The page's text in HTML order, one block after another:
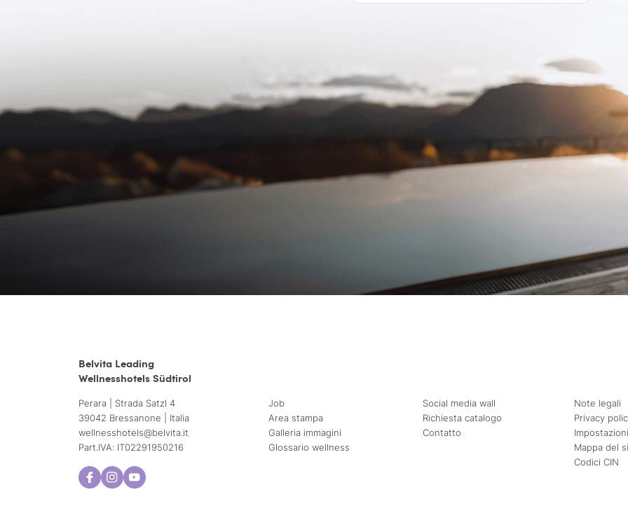
Belvita Leading
Wellnesshotels Südtirol
Perara | Strada Satzl 4
39042 Bressanone | Italia
wellnesshotels@belvita.it
Part.IVA: IT02291950216
Job
Area stampa
Galleria immagini
Glossario wellness
Social media wall
Richiesta catalogo
Contatto
Note legali
Privacy
Mappa del
Codici CIN